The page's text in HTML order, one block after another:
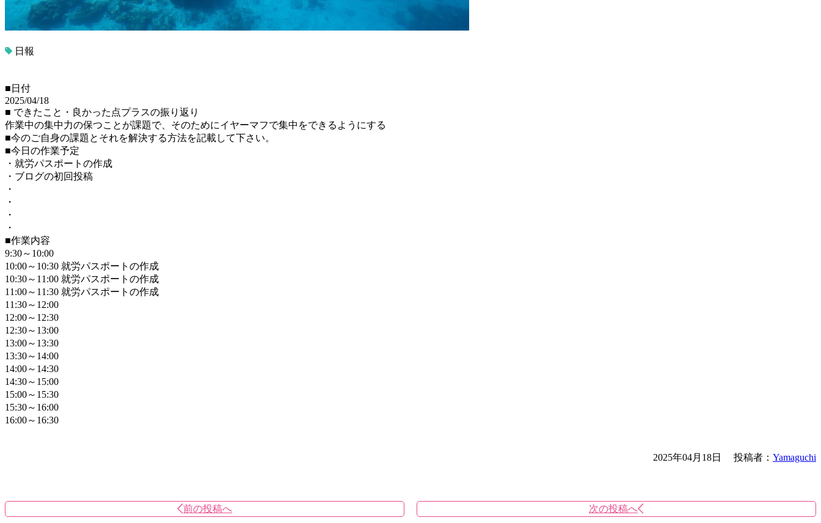
日報
■日付
2025/04/18
■ できたこと・良かった点プラスの振り返り
作業中の集中力の保つことが課題で、そのためにイヤーマフで集中をできるようにする
■今のご自身の課題とそれを解決する方法を記載して下さい。
■今日の作業予定
・就労パスポートの作成
・ブログの初回投稿
・
・
・
・
■作業内容
9:30～10:00
10:00～10:30 就労パスポートの作成
10:30～11:00 就労パスポートの作成
11:00～11:30 就労パスポートの作成
11:30～12:00
12:00～12:30
12:30～13:00
13:00～13:30
13:30～14:00
14:00～14:30
14:30～15:00
15:00～15:30
15:30～16:00
16:00～16:30
2025年04月18日 投稿者： Yamaguchi
前の投稿へ 次の投稿へ